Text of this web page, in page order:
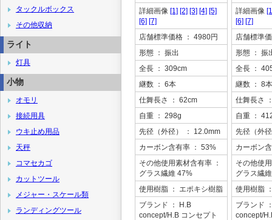
詳細画像 [1] [2] [3] [4] [5]
[6] [7]
店舗標準価格 ： 4980円
形態 ： 振出
全長 ： 309cm
継数 ： 6本
仕舞長さ
： 62cm
自重 ： 298g
先径（外径）
： 12.0mm
カーボン含有率 ： 53%
その他使用素材含有率 ：
グラス繊維 47%
使用樹脂 ： エポキシ樹脂
ブランド
： H.B
concept/H.B コンセプト
詳細画像
[6] [7]
店舗標準
形態 ： 振
全長 ：
継数 ： 8本
仕舞長さ
自重 ：
先径（外
カーボン
その他使
グラス繊
使用樹脂
ブランド
concept/
タックルボックス
その他収納
ライト
灯具
小物
オモリ
接続用具
ウキ止め用品
天秤
コマセカゴ
カットツール
メジャー・スケール類
ランディングツール